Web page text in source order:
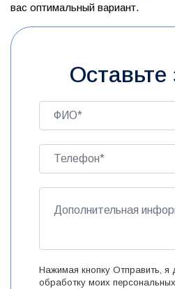
вас оптимальный вариант.
Оставьте
Нажимая кнопку Отправить, я
обработку моих